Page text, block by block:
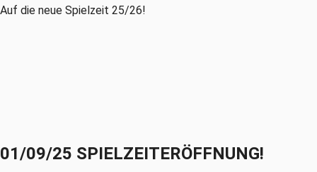
Auf die neue Spielzeit 25/26!
01/09/25 SPIELZEITERÖFFNUNG!